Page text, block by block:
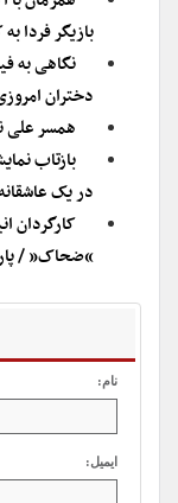
بازیگر فردا
نگاهی به
دختران
همسر علی
بازتاب
در یک
کارگردان
“ضحاک” /
نام:
ایمیل: